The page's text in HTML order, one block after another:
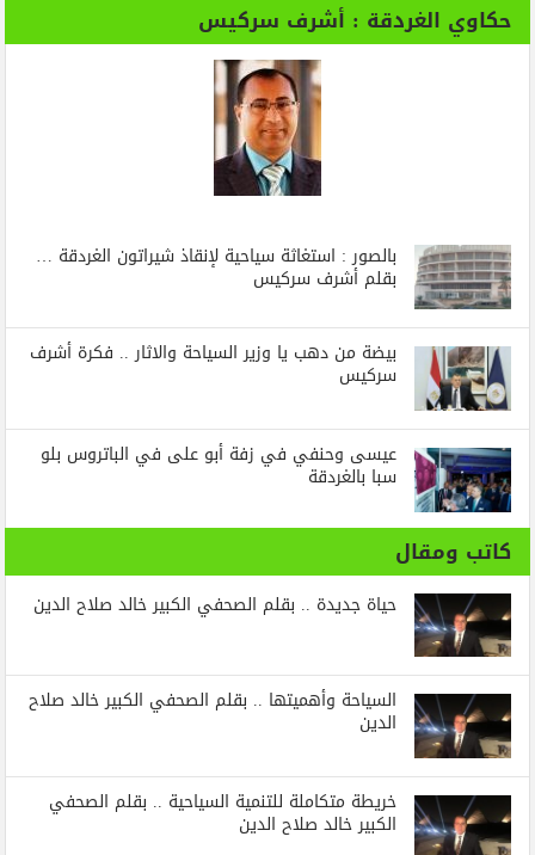
حكاوي الغردقة : أشرف سركيس
بالصور : استغاثة سياحية لإنقاذ شيراتون الغردقة …
بقلم أشرف سركيس
بيضة من دهب يا وزير السياحة والاثار .. فكرة أشرف
سركيس
عيسى وحنفي في زفة أبو على في الباتروس بلو
سبا بالغردقة
كاتب ومقال
حياة جديدة .. بقلم الصحفي الكبير خالد صلاح الدين
السياحة وأهميتها .. بقلم الصحفي الكبير خالد صلاح
الدين
خريطة متكاملة للتنمية السياحية .. بقلم الصحفي
الكبير خالد صلاح الدين